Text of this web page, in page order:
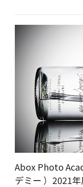
Abox Photo
デミー ）2021